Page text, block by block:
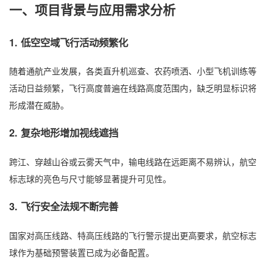
一、项目背景与应用需求分析
1. 低空空域飞行活动频繁化
随着通航产业发展，各类直升机巡查、农药喷洒、小型飞机训练等
活动日益频繁，飞行高度普遍在线路高度范围内，缺乏明显标识将
形成潜在威胁。
2. 复杂地形增加视线遮挡
跨江、穿越山谷或云雾天气中，输电线路在远距离不易辨认，航空
标志球的亮色与尺寸能够显著提升可见性。
3. 飞行安全法规不断完善
国家对高压线路、特高压线路的飞行警示提出更高要求，航空标志
球作为基础预警装置已成为必备配置。